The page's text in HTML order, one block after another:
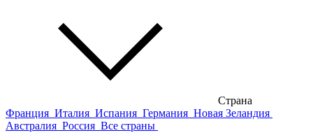
Страна
Франция Италия Испания Германия Новая Зеландия
Австралия Россия Все страны